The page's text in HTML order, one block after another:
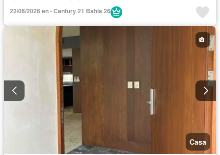
Sin amueblar
22/06/2026 en - Century 21 Bahia 26
Casa